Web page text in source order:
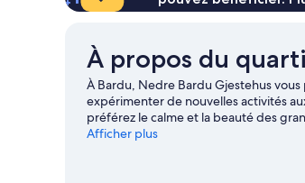
À propos du
À Bardu, Nedre Bardu Gjestehus
expérimenter de nouvelles activités
préférez le calme et la beauté des
Bardufoss et Cascade de Målselv. Si
Afficher plus